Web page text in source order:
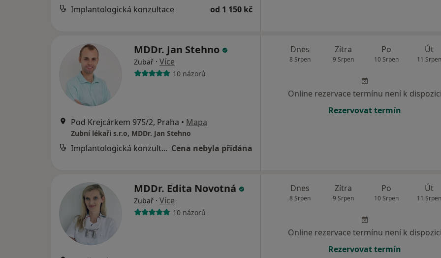
Implantologická konzultace od 1 150 kč
MDDr. Jan Stehno
Zubař · Více
10 názorů
Pod Krejcárkem 975/2, Praha • Mapa
Zubní lékaři s.r.o, MDDr. Jan Stehno
Implantologická konzultace Cena nebyla přidána
Dnes
8 Srpen
Zítra
9 Srpen
Po
10 Srpen
Út
11 Srpen
Online rezervace termínu není k dispozici
Rezervovat termín
MDDr. Edita Novotná
Zubař · Více
10 názorů
Dnes
8 Srpen
Zítra
9 Srpen
Po
10 Srpen
Út
11 Srpen
Online rezervace termínu není k dispozici
Rezervovat termín